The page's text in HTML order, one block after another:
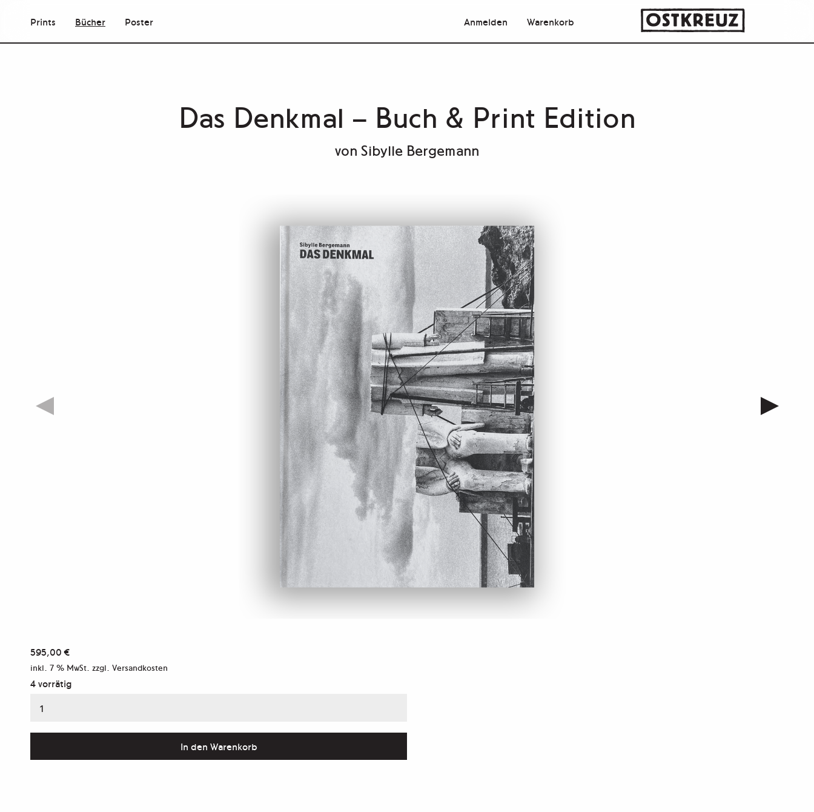
Prints Bücher Poster Anmelden Warenkorb
Das Denkmal – Buch & Print Edition
von Sibylle Bergemann
595,00€
inkl. 7 % MwSt. zzgl. Versandkosten
4 vorrätig
Das
Buch
In den Warenkorb